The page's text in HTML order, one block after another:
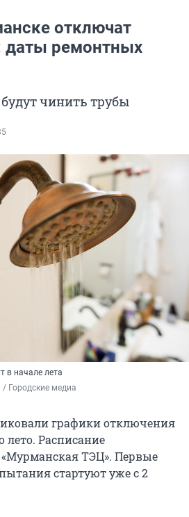
отключат
даты ремонтных
чинить трубы
в начале лета
Городские медиа
графики отключения
лето. Расписание
ТЭЦ». Первые
стартуют уже с 2